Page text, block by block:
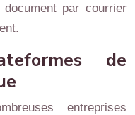
par courrier
de
entreprises